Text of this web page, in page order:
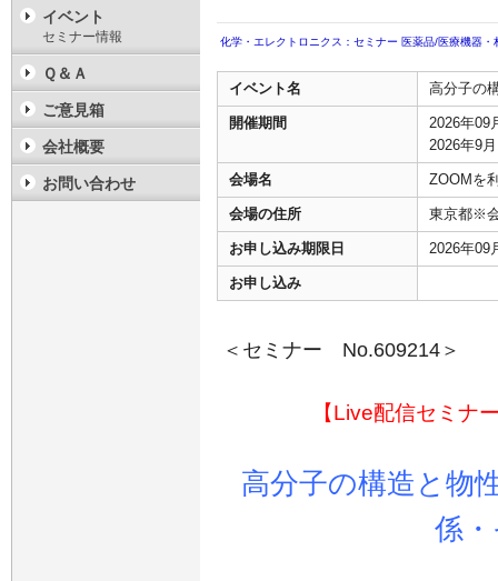
化学・エレクトロニクス：セミナー 医薬品/医療機器・
イベント名 高分子の
開催期間
2026年09
2026年9
会場名 ZOOMを
会場の住所 東京都※
お申し込み期限日 2026年09
お申し込み
＜セミナー No.609214＞
【Live配信セミナ
高分子の構造と物
係
イベント
セミナー情報
Ｑ＆Ａ
ご意見箱
会社概要
お問い合わせ